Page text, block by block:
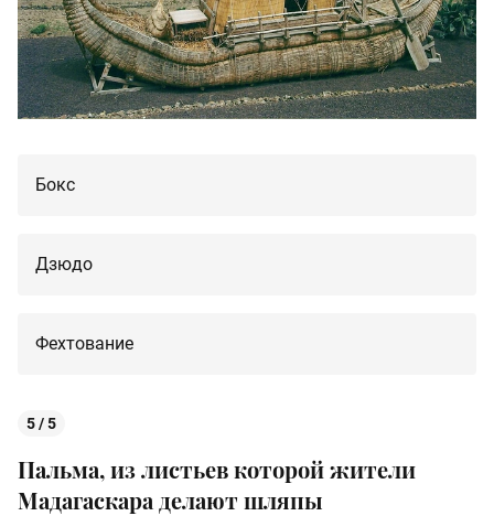
Бокс
Дзюдо
Фехтование
5 / 5
Пальма, из листьев которой жители
Мадагаскара делают шляпы